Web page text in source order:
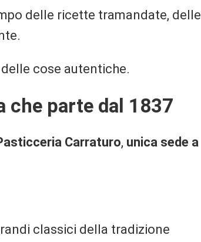
delle ricette tramandate, delle
cose autentiche.
che parte dal 1837
Carraturo, unica sede a
classici della tradizione